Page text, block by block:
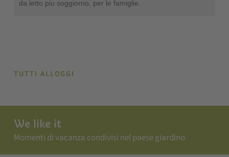
da letto piu soggiorno, per le famiglie.
TUTTI ALLOGGI
We like it
Momenti di vacanza condivisi nel paese giardino